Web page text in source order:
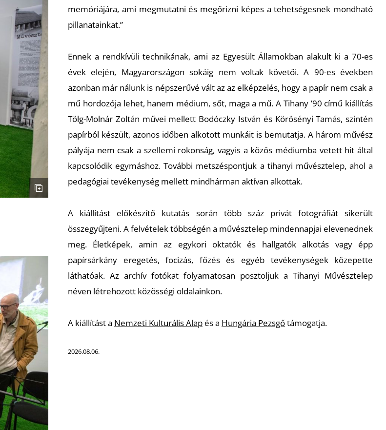
memóriájára, ami megmutatni és megőrizni képes a tehetségesnek mondható
pillanatainkat.”
Ennek a rendkívüli technikának, ami az Egyesült Államokban alakult ki a 70-es
évek elején, Magyarországon sokáig nem voltak követői. A 90-es években
azonban már nálunk is népszerűvé vált az az elképzelés, hogy a papír nem csak a
mű hordozója lehet, hanem médium, sőt, maga a mű. A Tihany ’90 című kiállítás
Tölg-Molnár Zoltán művei mellett Bodóczky István és Körösényi Tamás, szintén
papírból készült, azonos időben alkotott munkáit is bemutatja. A három művész
pályája nem csak a szellemi rokonság, vagyis a közös médiumba vetett hit által
kapcsolódik egymáshoz. További metszéspontjuk a tihanyi művésztelep, ahol a
pedagógiai tevékenység mellett mindhárman aktívan alkottak.
A kiállítást előkészítő kutatás során több száz privát fotográfiát sikerült
összegyűjteni. A felvételek többségén a művésztelep mindennapjai elevenednek
meg. Életképek, amin az egykori oktatók és hallgatók alkotás vagy épp
papírsárkány eregetés, focizás, főzés és egyéb tevékenységek közepette
láthatóak. Az archív fotókat folyamatosan posztoljuk a Tihanyi Művésztelep
néven létrehozott közösségi oldalainkon.
A kiállítást a Nemzeti Kulturális Alap és a Hungária Pezsgőtámogatja.
2026.08.06.